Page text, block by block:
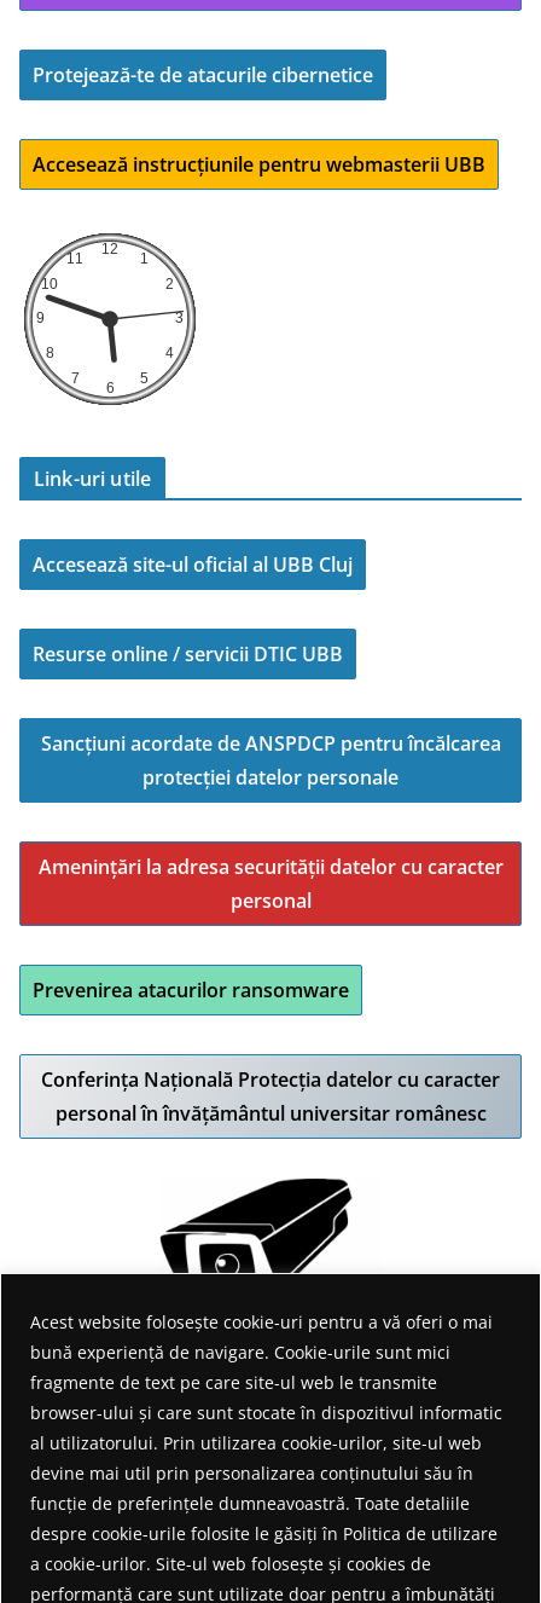
Acest website folosește cookie-uri pentru a vă oferi o mai
bună experiență de navigare. Cookie-urile sunt mici
fragmente de text pe care site-ul web le transmite
browser-ului și care sunt stocate în dispozitivul informatic
al utilizatorului. Prin utilizarea cookie-urilor, site-ul web
devine mai util prin personalizarea conținutului său în
funcție de preferințele dumneavoastră. Toate detaliile
despre cookie-urile folosite le găsiți în Politica de utilizare
a cookie-urilor. Site-ul web folosește și cookies de
performanță care sunt utilizate doar pentru a îmbunătăți
Protejează-te de atacurile cibernetice
Accesează instrucțiunile pentru webmasterii UBB
Link-uri utile
Accesează site-ul oficial al UBB Cluj
Resurse online / servicii DTIC UBB
Sancțiuni acordate de ANSPDCP pentru încălcarea
protecției datelor personale
Amenințări la adresa securității datelor cu caracter
personal
Prevenirea atacurilor ransomware
Conferința Națională Protecția datelor cu caracter
personal în învățământul universitar românesc
Accesează Informarea privind protecția datelor personale pe
timpul folosirii mijloacelor de supraveghere video (Dați click
pe imaginea de mai sus).